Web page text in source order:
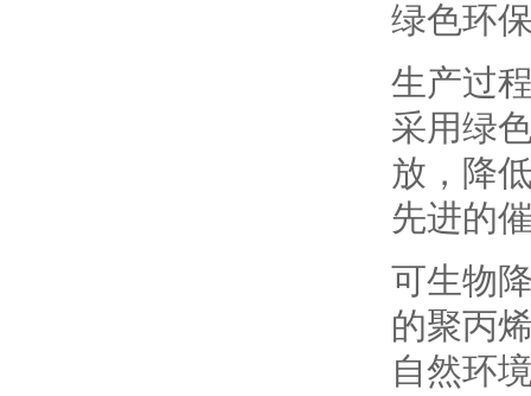
绿色环
生产过
采用绿
放，降
先进的
可生物
的聚丙
自然环